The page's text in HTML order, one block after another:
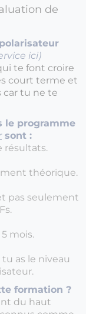
de
ici)
te font croire
court terme et
car tu ne te
le programme
sont :
résultats.
théorique.
pas seulement
mois.
as le niveau
formation ?
du haut